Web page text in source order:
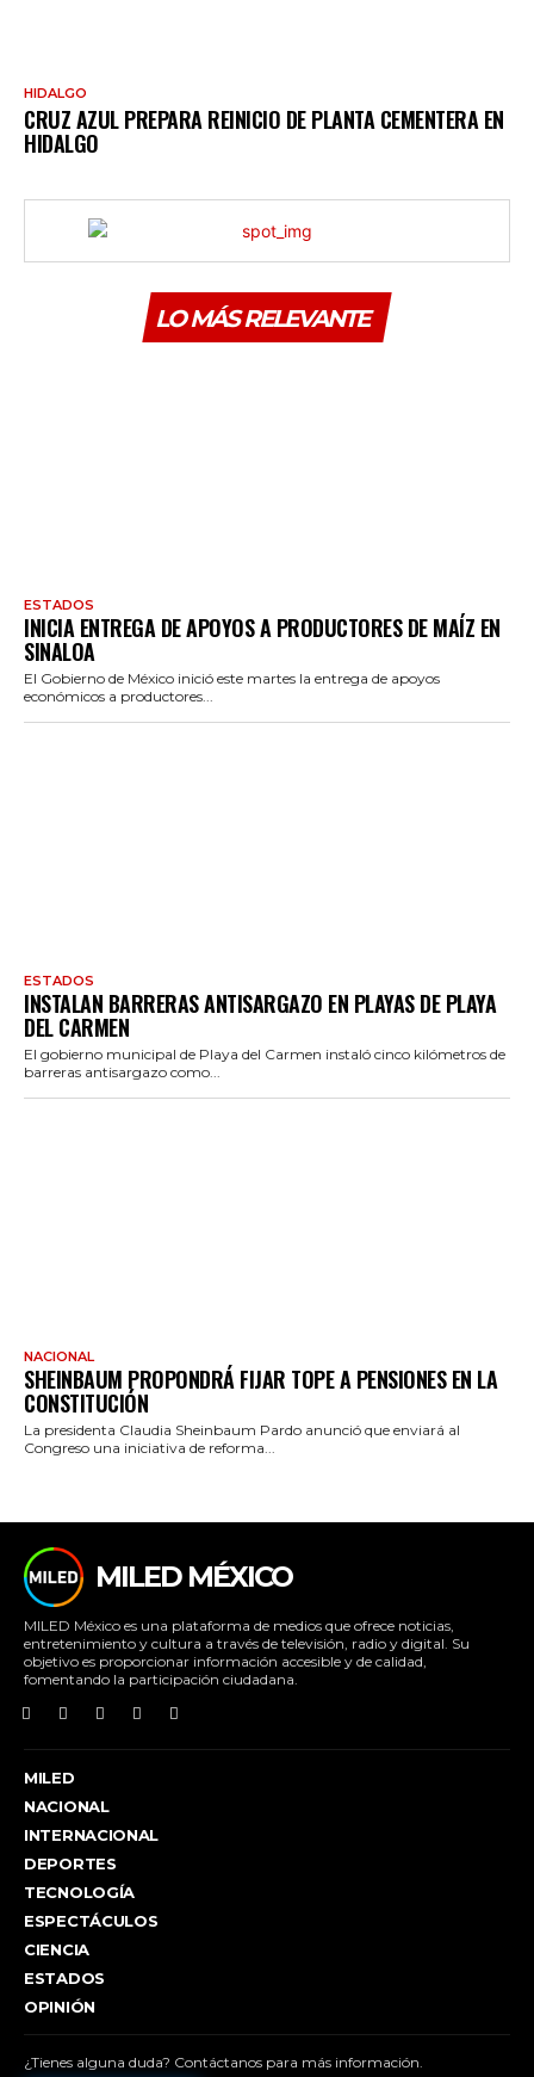
HIDALGO
CRUZ AZUL PREPARA REINICIO DE PLANTA CEMENTERA EN
HIDALGO
LO MÁS RELEVANTE
ESTADOS
INICIA ENTREGA DE APOYOS A PRODUCTORES DE MAÍZ EN
SINALOA
El Gobierno de México inició este martes la entrega de apoyos
económicos a productores...
ESTADOS
INSTALAN BARRERAS ANTISARGAZO EN PLAYAS DE PLAYA
DEL CARMEN
El gobierno municipal de Playa del Carmen instaló cinco kilómetros de
barreras antisargazo como...
NACIONAL
SHEINBAUM PROPONDRÁ FIJAR TOPE A PENSIONES EN LA
CONSTITUCIÓN
La presidenta Claudia Sheinbaum Pardo anunció que enviará al
Congreso una iniciativa de reforma...
MILED MÉXICO
MILED México es una plataforma de medios que ofrece noticias,
entretenimiento y cultura a través de televisión, radio y digital. Su
objetivo es proporcionar información accesible y de calidad,
fomentando la participación ciudadana.
MILED
NACIONAL
INTERNACIONAL
DEPORTES
TECNOLOGÍA
ESPECTÁCULOS
CIENCIA
ESTADOS
OPINIÓN
¿Tienes alguna duda? Contáctanos para más información.